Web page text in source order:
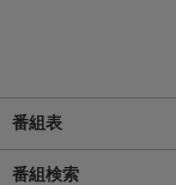
番組表
番組検索